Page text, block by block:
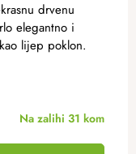
Na zalihi 31 kom
drvenu
elegantno i
lijep poklon.